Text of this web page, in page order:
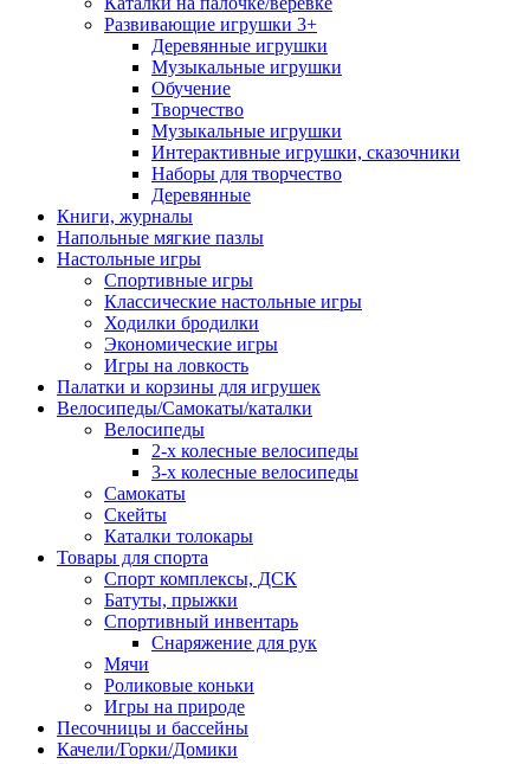
Развивающие игрушки 3+
Деревянные игрушки
Музыкальные игрушки
Обучение
Творчество
Музыкальные игрушки
Интерактивные игрушки, сказочники
Наборы для творчество
Деревянные
Книги, журналы
Напольные мягкие пазлы
Настольные игры
Спортивные игры
Классические настольные игры
Ходилки бродилки
Экономические игры
Игры на ловкость
Палатки и корзины для игрушек
Велосипеды/Самокаты/каталки
Велосипеды
2-х колесные велосипеды
3-х колесные велосипеды
Самокаты
Скейты
Каталки толокары
Товары для спорта
Спорт комплексы, ДСК
Батуты, прыжки
Спортивный инвентарь
Снаряжение для рук
Мячи
Роликовые коньки
Игры на природе
Песочницы и бассейны
Качели/Горки/Домики